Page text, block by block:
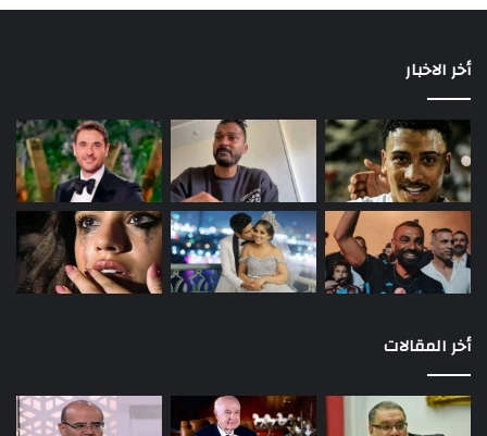
أخر الاخبار
أخر المقالات